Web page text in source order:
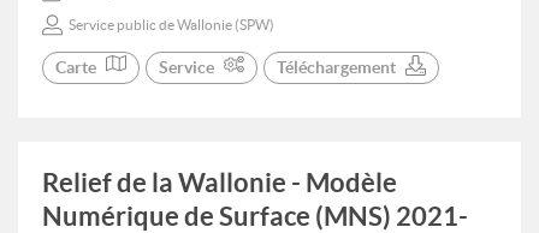
Service public de Wallonie (SPW)
Carte Service Téléchargement
Relief de la Wallonie - Modèle
Numérique de Surface (MNS) 2021-